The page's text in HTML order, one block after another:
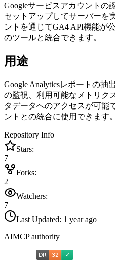
Googleサービスアカウントの
セットアップしてサーバーを
ントを通じてGA4 API機能が
のツールと統合できます。
用途
Google Analyticsレポートの抽
の監視、利用可能なメトリク
タデータへのアクセスが可能
ントとの統合に使用できます。
Repository Info
Stars:
7
Forks:
2
Watchers:
7
Last Updated: 1 year ago
AIMCP authority